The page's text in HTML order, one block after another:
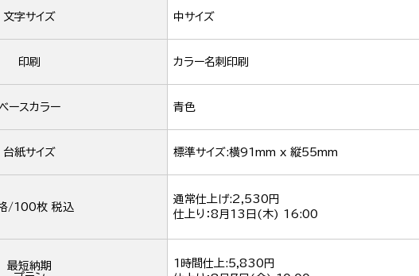
文字サイズ 中サイズ
印刷 カラー名刺印刷
ースカラー 青色
台紙サイズ 標準サイズ:横91mm x 縦55mm
/100枚 税込
通常仕上げ:2,530円
仕上り：8月13日(木) 16:00
最短納期
1時間仕上:5,830円